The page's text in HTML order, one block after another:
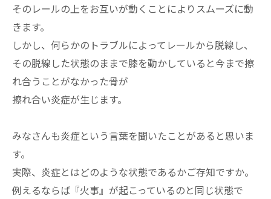
そのレールの上をお互いが動くことによりスムーズに動
きます。
しかし、何らかのトラブルによってレールから脱線し、
その脱線した状態のままで膝を動かしていると今まで擦
れ合うことがなかった骨が
擦れ合い炎症が生じます。
みなさんも炎症という言葉を聞いたことがあると思いま
す。
実際、炎症とはどのような状態であるかご存知ですか。
例えるならば『火事』が起こっているのと同じ状態で